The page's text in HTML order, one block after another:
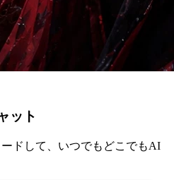
ット
ドして、いつでもどこでもAI